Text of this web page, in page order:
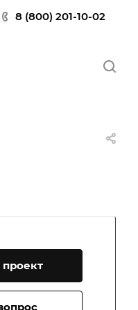
8 (800) 201-10-02
проект